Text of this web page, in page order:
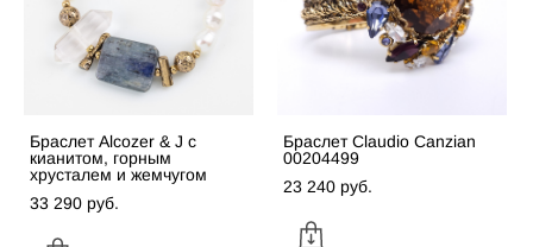
Браслет Alcozer & J с
кианитом, горным
хрусталем и жемчугом
33 290 pуб.
Браслет Claudio Canzian
00204499
23 240 pуб.